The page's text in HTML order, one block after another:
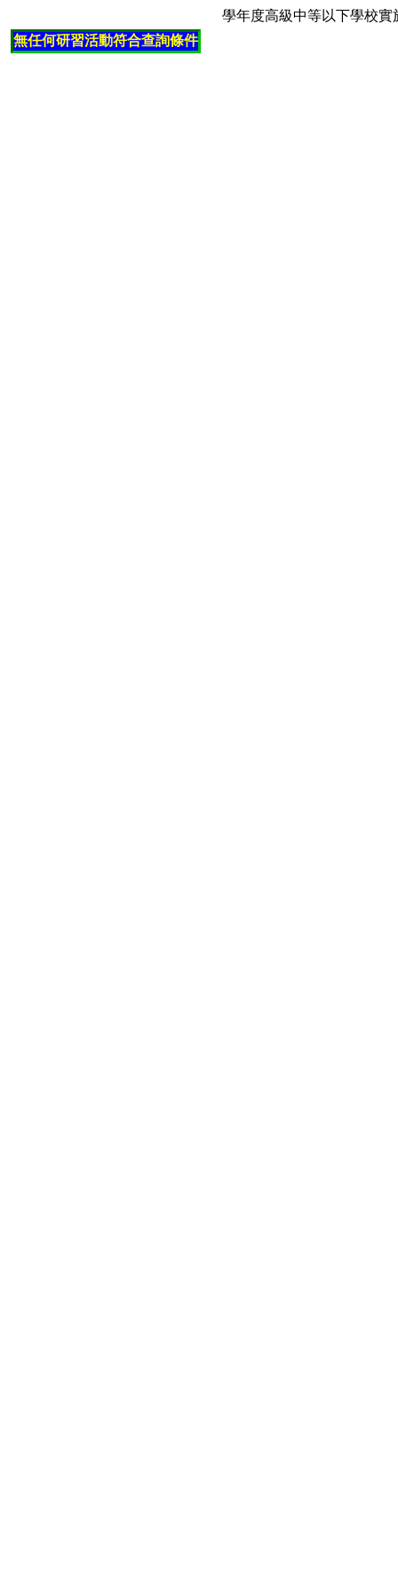
學年度高級中等以下學校
無任何研習活動符合查詢條件